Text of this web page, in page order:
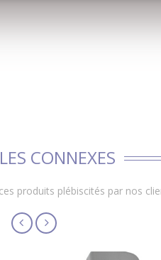
CONNEXES
produits plébiscités par nos